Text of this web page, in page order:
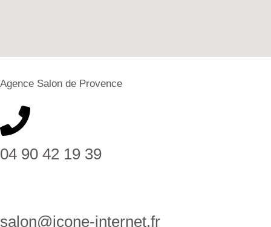
Agence Salon de Provence
04 90 42 19 39
salon@icone-internet.fr